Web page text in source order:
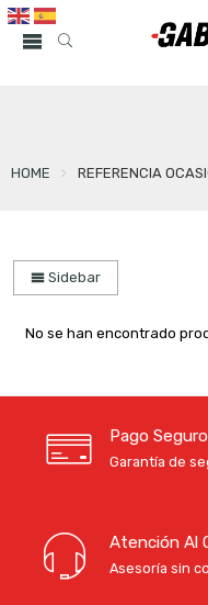
HOME REFERENCIA
Sidebar
No se han encontrado
Pago Seguro
Garantía de
Atención Al
Asesoría sin